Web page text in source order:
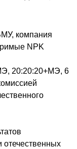
компания
NPK
20:20:20+МЭ,
отечественных